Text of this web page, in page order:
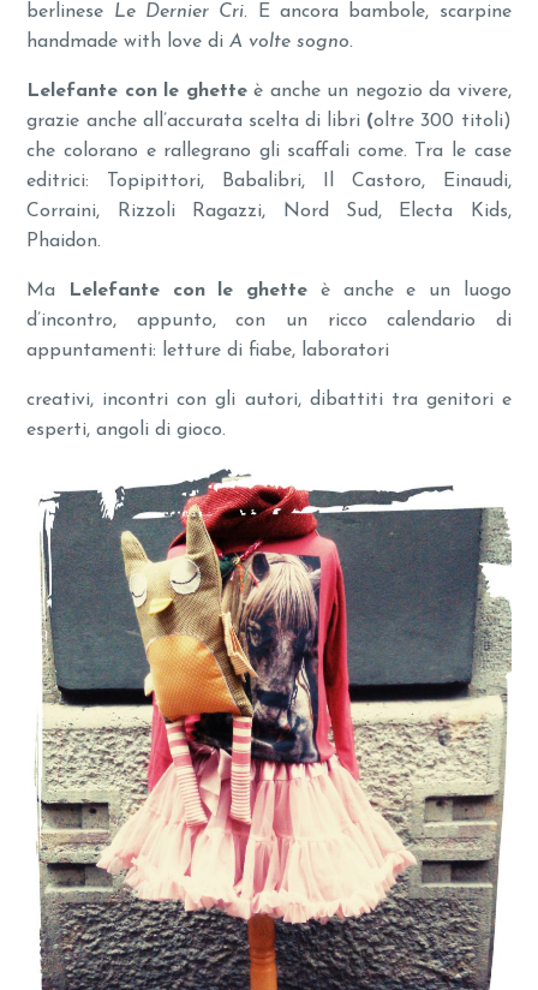
berlinese Le Dernier Cri. E ancora bambole, scarpine
handmade with love diA volte sogno.
Lelefante con le ghetteè anche un negozio da vivere,
grazie anche all’accurata scelta di libri (oltre 300 titoli)
che colorano e rallegrano gli scaffali come. Tra le case
editrici: Topipittori, Babalibri, Il Castoro, Einaudi,
Corraini, Rizzoli Ragazzi, Nord Sud, Electa Kids,
Phaidon.
Ma Lelefante con le ghette è anche e un luogo
d’incontro, appunto, con un ricco calendario di
appuntamenti: letture di fiabe, laboratori
creativi, incontri con gli autori, dibattiti tra genitori e
esperti, angoli di gioco.